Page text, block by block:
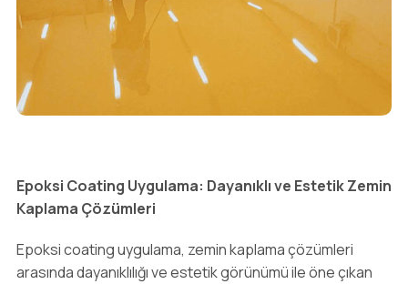
Epoksi Coating Uygulama: Dayanıklı ve Estetik Zemin
Kaplama Çözümleri
Epoksi coating uygulama, zemin kaplama çözümleri
arasında dayanıklılığı ve estetik görünümü ile öne çıkan